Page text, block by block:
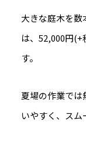
大きな庭木を
は、52,000円
す。
夏場の作業で
いやすく、スム